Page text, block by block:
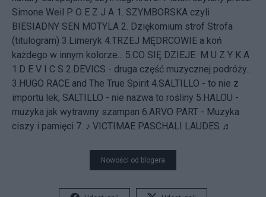
Simone Weil P O E Z J A 1. SZYMBORSKA czyli
BIESIADNY SEN MOTYLA 2. Dziękomium strof Strofa
(titulogram) 3.Limeryk 4.TRZEJ MĘDRCOWIE a koń
każdego w innym kolorze... 5.CO SIĘ DZIEJE M U Z Y K A
1.D E V I C S 2.DEVICS - druga część muzycznej podróży...
3.HUGO RACE and The True Spirit 4.SALTILLO - to nie z
importu lek, SALTILLO - nie nazwa to rośliny 5.HALOU -
muzyka jak wytrawny szampan 6.ARVO PÄRT - Muzyka
ciszy i pamięci 7. ♪ VICTIMAE PASCHALI LAUDES ♬
Nowości od blogera